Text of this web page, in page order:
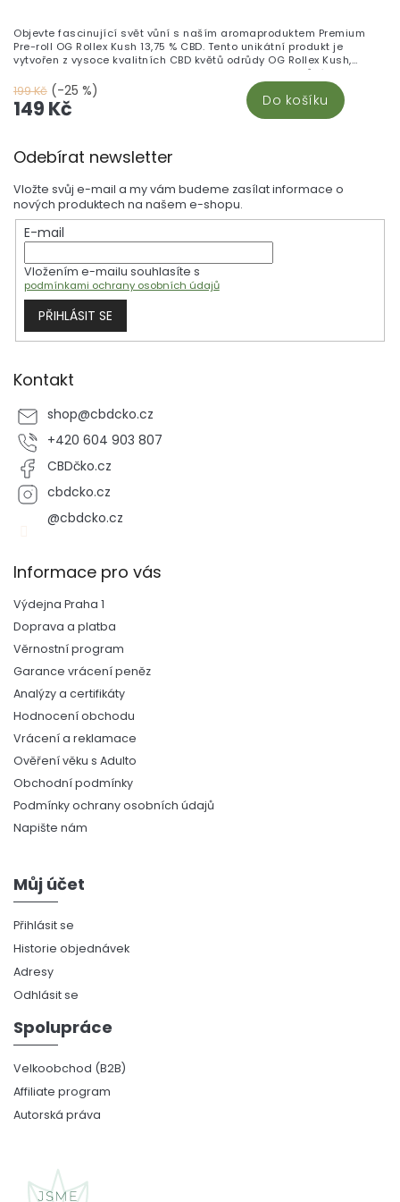
199 Kč (-25 %)
149 Kč Do košíku
Objevte fascinující svět vůní s naším aromaproduktem Premium
Pre-roll OG Rollex Kush 13,75 % CBD. Tento unikátní produkt je
vytvořen z vysoce kvalitních CBD květů odrůdy OG Rollex Kush,
známé svou charakteristickou a nezapomenutelnou vůní. OG Rollex
Kush přináší do vašeho domova jedinečně dřevité aroma s
nádechem sýra, které dodávají prostorům osvěžující a relaxační
atmosféru.
Odebírat newsletter
Vložte svůj e-mail a my vám budeme zasílat informace o
nových produktech na našem e-shopu.
E-mail
Vložením e-mailu souhlasíte s
podmínkami ochrany osobních údajů
PŘIHLÁSIT SE
Kontakt
shop@cbdcko.cz
+420 604 903 807
CBDčko.cz
cbdcko.cz
@cbdcko.cz
Informace pro vás
Výdejna Praha 1
Doprava a platba
Věrnostní program
Garance vrácení peněz
Analýzy a certifikáty
Hodnocení obchodu
Vrácení a reklamace
Ověření věku s Adulto
Obchodní podmínky
Podmínky ochrany osobních údajů
Napište nám
Můj účet
Přihlásit se
Historie objednávek
Adresy
Odhlásit se
Spolupráce
Velkoobchod (B2B)
Affiliate program
Autorská práva